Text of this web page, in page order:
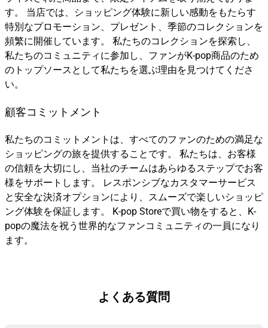
す。 当店では、ショッピング体験に新しい感動をもたらす
特別なプロモーション、プレゼント、季節のコレクションを
頻繁に開催しています。 私たちのコレクションを探索し、
私たちのコミュニティに参加し、ファンがK-pop商品のため
のトップソースとして私たちを選ぶ理由を見つけてくださ
い。
顧客コミットメント
私たちのコミットメントは、すべてのファンのための満足な
ショッピングの旅を提供することです。 私たちは、お客様
の信頼を大切にし、当社のチームはあらゆるステップでお客
様をサポートします。 レスポンシブなカスタマーサービス
と安全な決済オプションにより、スムーズで楽しいショッピ
ング体験を保証します。 K-pop Storeで買い物をすると、K-
popの魔法を祝う世界的なファンコミュニティの一員になり
ます。
よくある質問